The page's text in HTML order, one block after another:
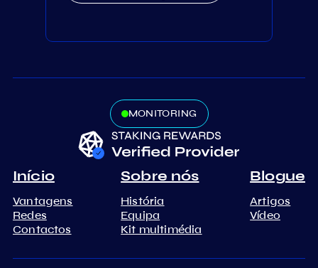
MONITORING
Início
Vantagens
Redes
Contactos
Sobre nós
História
Equipa
Kit multimédia
Blogue
Artigos
Vídeo